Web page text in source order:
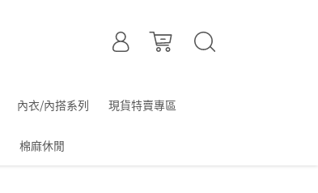
內衣/內搭系列 現貨特賣專區
棉麻休閒